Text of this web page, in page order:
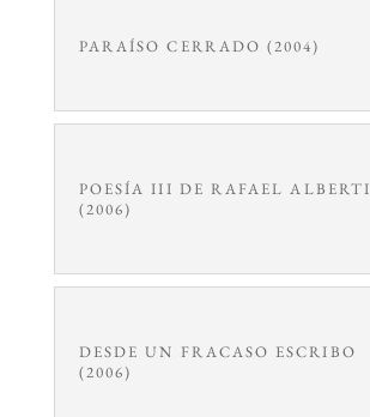
PARAÍSO CERRADO (2004)
POESÍA III DE RAFAEL ALBERTI
(2006)
DESDE UN FRACASO ESCRIBO
(2006)